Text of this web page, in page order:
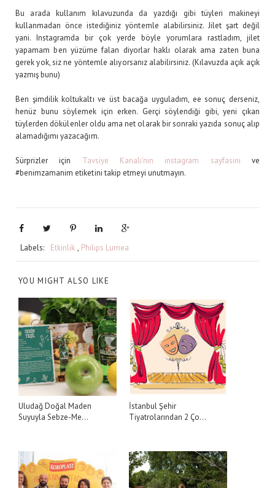
Bu arada kullanım kılavuzunda da yazdığı gibi tüyleri makineyi
kullanmadan önce istediğiniz yöntemle alabilirsiniz. Jilet şart değil
yani. Instagramda bir çok yerde böyle yorumlara rastladım, jilet
yapamam ben yüzüme falan diyorlar haklı olarak ama zaten buna
gerek yok, siz ne yöntemle alıyorsanız alabilirsiniz. (Kılavuzda açık açık
yazmış bunu)
Ben şimdilik koltukaltı ve üst bacağa uyguladım, ee sonuç derseniz,
henüz bunu söylemek için erken. Gerçi söylendiği gibi, yeni çıkan
tüylerden dökülenler oldu ama net olarak bir sonraki yazıda sonuç alıp
alamadığımı yazacağım.
Sürprizler için Tavsiye Kanalı'nın instagram sayfasını ve
#benimzamanim etiketini takip etmeyi unutmayın.
Labels: Etkinlik , Philips Lumea
YOU MIGHT ALSO LIKE
Uludağ Doğal Maden
Suyuyla Sebze-Me...
İstanbul Şehir
Tiyatrolarından 2 Ço...